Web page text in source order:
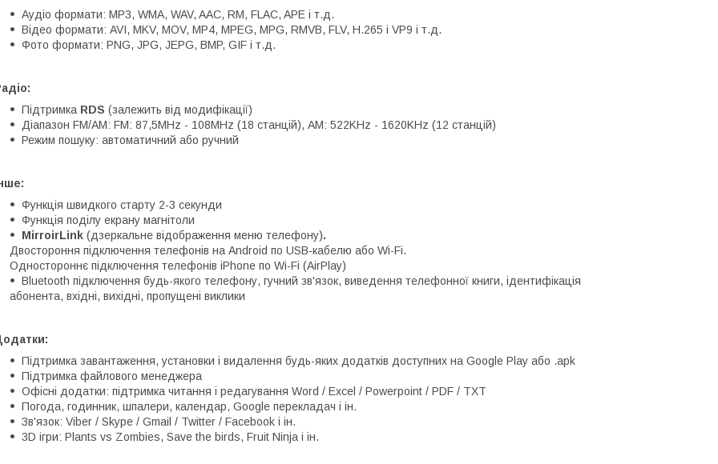
Аудіо формати: MP3, WMA, WAV, AAC, RM, FLAC, APE і т.д.
Відео формати: AVI, MKV, MOV, MP4, MPEG, MPG, RMVB, FLV, H.265 і VP9 і т.д.
Фото формати: PNG, JPG, JEPG, BMP, GIF і т.д.
Підтримка RDS (залежить від модифікації)
Діапазон FM/AM: FM: 87,5MHz - 108MHz (18 станцій), АМ: 522KHz - 1620KHz (12 станцій)
Режим пошуку: автоматичний або ручний
Функція швидкого старту 2-3 секунди
Функція поділу екрану магнітоли
MirroirLink (дзеркальне відображення меню телефону).
Двостороння підключення телефонів на Android по USB-кабелю або Wi-Fi.
Одностороннє підключення телефонів iPhone по Wi-Fi (AirPlay)
Bluetooth підключення будь-якого телефону, гучний зв'язок, виведення телефонної книги, ідентифікація
абонента, вхідні, вихідні, пропущені виклики
Підтримка завантаження, установки і видалення будь-яких додатків доступних на Google Play або .apk
Підтримка файлового менеджера
Офісні додатки: підтримка читання і редагування Word / Excel / Powerpoint / PDF / TXT
Погода, годинник, шпалери, календар, Google перекладач і ін.
Зв'язок: Viber / Skype / Gmail / Twitter / Facebook і ін.
3D ігри: Plants vs Zombies, Save the birds, Fruit Ninja і ін.